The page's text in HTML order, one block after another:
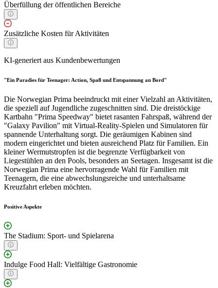
Überfüllung der öffentlichen Bereiche
Zusätzliche Kosten für Aktivitäten
KI-generiert aus Kundenbewertungen
"Ein Paradies für Teenager: Action, Spaß und Entspannung an Bord"
Die Norwegian Prima beeindruckt mit einer Vielzahl an Aktivitäten,
die speziell auf Jugendliche zugeschnitten sind. Die dreistöckige
Kartbahn "Prima Speedway" bietet rasanten Fahrspaß, während der
"Galaxy Pavilion" mit Virtual-Reality-Spielen und Simulatoren für
spannende Unterhaltung sorgt. Die geräumigen Kabinen sind
modern eingerichtet und bieten ausreichend Platz für Familien. Ein
kleiner Wermutstropfen ist die begrenzte Verfügbarkeit von
Liegestühlen an den Pools, besonders an Seetagen. Insgesamt ist die
Norwegian Prima eine hervorragende Wahl für Familien mit
Teenagern, die eine abwechslungsreiche und unterhaltsame
Kreuzfahrt erleben möchten.
Positive Aspekte
The Stadium: Sport- und Spielarena
Indulge Food Hall: Vielfältige Gastronomie